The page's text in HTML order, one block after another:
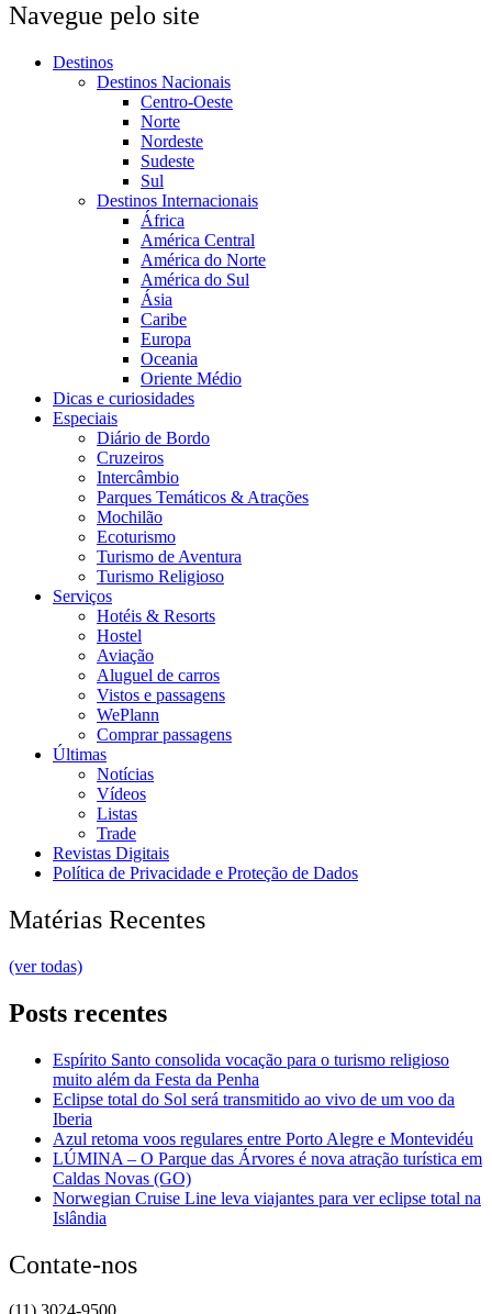
Navegue pelo site
Destinos
Destinos Nacionais
Centro-Oeste
Norte
Nordeste
Sudeste
Sul
Destinos Internacionais
África
América Central
América do Norte
América do Sul
Ásia
Caribe
Europa
Oceania
Oriente Médio
Dicas e curiosidades
Especiais
Diário de Bordo
Cruzeiros
Intercâmbio
Parques Temáticos & Atrações
Mochilão
Ecoturismo
Turismo de Aventura
Turismo Religioso
Serviços
Hotéis & Resorts
Hostel
Aviação
Aluguel de carros
Vistos e passagens
WePlann
Comprar passagens
Últimas
Notícias
Vídeos
Listas
Trade
Revistas Digitais
Política de Privacidade e Proteção de Dados
Matérias Recentes
(ver todas)
Posts recentes
Espírito Santo consolida vocação para o turismo religioso
muito além da Festa da Penha
Eclipse total do Sol será transmitido ao vivo de um voo da
Iberia
Azul retoma voos regulares entre Porto Alegre e Montevidéu
LÚMINA – O Parque das Árvores é nova atração turística em
Caldas Novas (GO)
Norwegian Cruise Line leva viajantes para ver eclipse total na
Islândia
Contate-nos